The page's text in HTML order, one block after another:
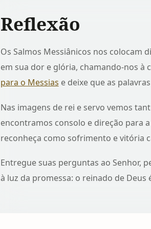
Reflexão
Os Salmos Messiânicos nos colocam
em sua dor e glória, chamando-nos à
para o Messias e deixe que as
Nas imagens de rei e servo vemos
encontramos consolo e direção para
reconheça como sofrimento e vitória
Entregue suas perguntas ao Senhor,
à luz da promessa: o reinado de